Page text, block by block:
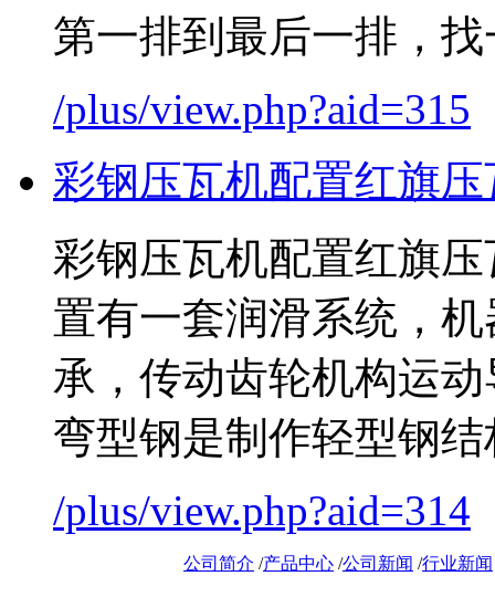
第一排到最后一排，找
/plus/view.php?aid=315
彩钢压瓦机配置红旗
彩钢压瓦机配置红旗
置有一套润滑系统，
承，传动齿轮机构运
弯型钢是制作轻型钢结
/plus/view.php?aid=314
公司简介 /产品中心 /公司新闻 /行业新闻